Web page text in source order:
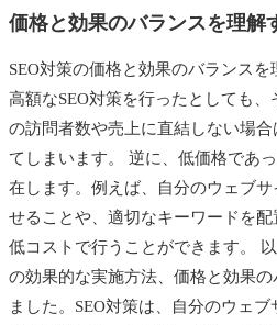
価格と効果のバランスを理解
SEO対策の価格と効果のバランスを
高額なSEO対策を行ったとしても
の訪問者数や売上に直結しない場
てしまいます。 逆に、低価格であ
在します。例えば、自分のウェブ
せることや、適切なキーワードを
低コストで行うことができます。
の効果的な実施方法、価格と効果
ました。SEO対策は、自分のウェ